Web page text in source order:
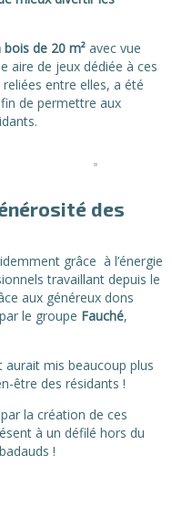
bois de 20 m² avec vue
aire de jeux dédiée à ces
reliées entre elles, a été
de permettre aux
des
grâce à l’énergie
travaillant depuis le
aux généreux dons
le groupe Fauché,
mis beaucoup plus
être des résidants !
la création de ces
à un défilé hors du
!